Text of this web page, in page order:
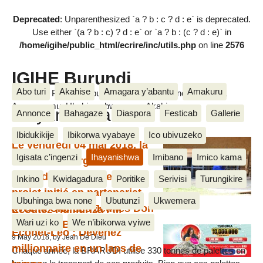
Deprecated: Unparenthesized `a ? b : c ? d : e` is deprecated.
Use either `(a ? b : c) ? d : e` or `a ? b : (c ? d : e)` in
/home/igihe/public_html/ecrire/inc/utils.phpon line 2576
IGIHE Burundi
Amakuru, Poritike, Ubutunzi, Diaspora, Inkino, Muzika &
Amasanamu, Ubuhinga bwa none, Akahise......
Abo turi Akahise Amagara y’abantu Amakuru
Annonce Bahagaze Diaspora Festicab Gallerie
Ibidukikije Ibikorwa vyabaye Ico ubivuzeko
Igisata c’ingenzi Ihayanishwa Imibano Imico kama
Inkino Kwidagadura Poritike Serivisi Turungikire
Ubuhinga bwa none Ubutunzi Ukwemera
Wari uzi ko We n’ibikorwa vyiwe
Ihayanishwa
Le vendredi 04 mai 2018, la
BRARUDI a organisé une
visite du Projet Palettes,
projet initié en partenariat
avec la Cité des Jeunes Don
Bosco de Buterere
9 May 2018, by Jean De Dieu
Chaque année, la BRARUDI utilise 330 tonnes de palettes en
Écoutez Humuriza FM
4 Nzero 2015
Econet-Leo : Devenez
millionnaire en un laps de